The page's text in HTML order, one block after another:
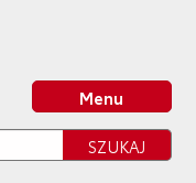
Menu